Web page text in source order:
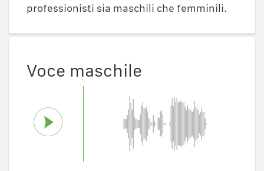
professionisti sia maschili che femminili.
Voce maschile